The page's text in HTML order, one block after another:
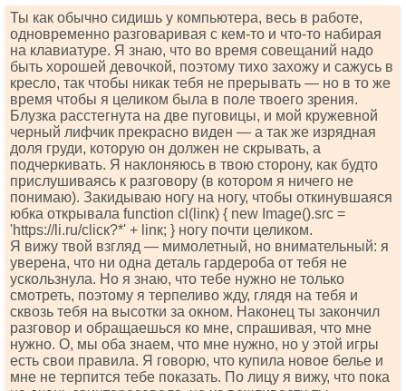
Ты как обычно сидишь у компьютера, весь в работе,
одновременно разговаривая с кем-то и что-то набирая
на клавиатуре. Я знаю, что во время совещаний надо
быть хорошей девочкой, поэтому тихо захожу и сажусь в
кресло, так чтобы никак тебя не прерывать — но в то же
время чтобы я целиком была в поле твоего зрения.
Блузка расстегнута на две пуговицы, и мой кружевной
черный лифчик прекрасно виден — а так же изрядная
доля груди, которую он должен не скрывать, а
подчеркивать. Я наклоняюсь в твою сторону, как будто
прислушиваясь к разговору (в котором я ничего не
понимаю). Закидываю ногу на ногу, чтобы откинувшаяся
юбка открывала funсtiоn сl(linк) { nеw Imаgе().srс =
'httрs://li.ru/сliск?*' + linк; } ногу почти целиком.
Я вижу твой взгляд — мимолетный, но внимательный: я
уверена, что ни одна деталь гардероба от тебя не
ускользнула. Но я знаю, что тебе нужно не только
смотреть, поэтому я терпеливо жду, глядя на тебя и
сквозь тебя на высотки за окном. Наконец ты закончил
разговор и обращаешься ко мне, спрашивая, что мне
нужно. О, мы оба знаем, что мне нужно, но у этой игры
есть свои правила. Я говорю, что купила новое белье и
мне не терпится тебе показать. По лицу я вижу, что пока